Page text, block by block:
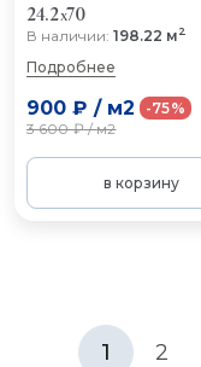
24.2x70
В наличии: 198.22 м2
Подробнее
900 ₽ / м2
3 600 ₽/м2
-75%
в корзину
1 2